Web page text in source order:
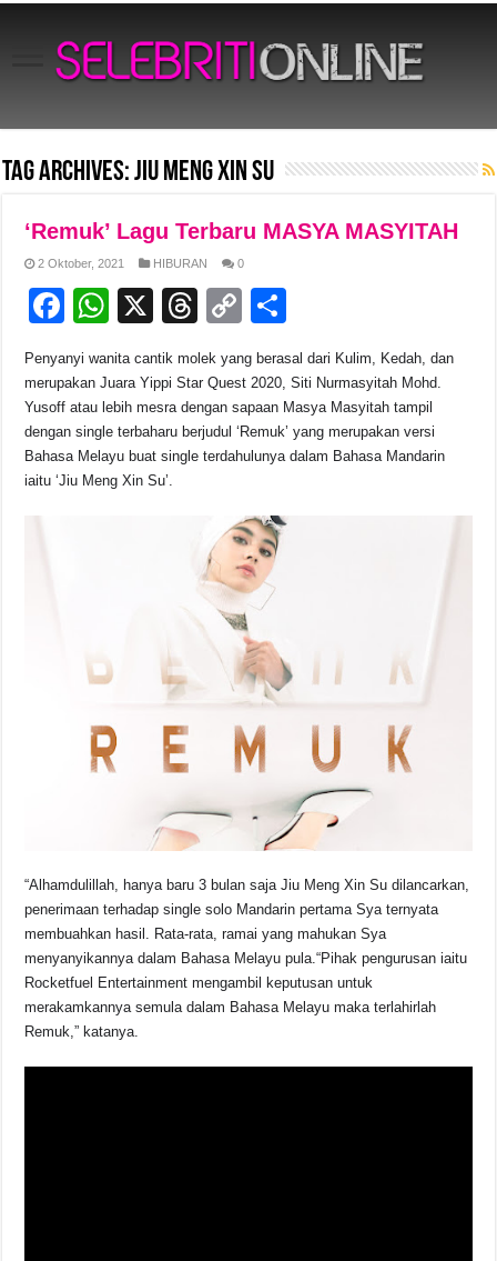
Tag Archives:Jiu Meng Xin Su
‘Remuk’ Lagu Terbaru MASYA MASYITAH
2 Oktober, 2021 HIBURAN 0
F
c
e
b
o
W
at
s
A
p
X
T
e
a
d
C
p
y
Li
k
ar
e
Penyanyi wanita cantik molek yang berasal dari Kulim, Kedah, dan
merupakan Juara Yippi Star Quest 2020, Siti Nurmasyitah Mohd.
Yusoff atau lebih mesra dengan sapaan Masya Masyitah tampil
dengan single terbaharu berjudul ‘Remuk’ yang merupakan versi
Bahasa Melayu buat single terdahulunya dalam Bahasa Mandarin
iaitu ‘Jiu Meng Xin Su’.
“Alhamdulillah, hanya baru 3 bulan saja Jiu Meng Xin Su dilancarkan,
penerimaan terhadap single solo Mandarin pertama Sya ternyata
membuahkan hasil. Rata-rata, ramai yang mahukan Sya
menyanyikannya dalam Bahasa Melayu pula.“Pihak pengurusan iaitu
Rocketfuel Entertainment mengambil keputusan untuk
merakamkannya semula dalam Bahasa Melayu maka terlahirlah
Remuk,” katanya.